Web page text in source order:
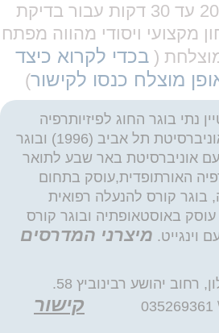
בכדי לפנות לפחות 20 עד 30 דקות עבור בדיקת
מקצועי ויסודי מהווה מפתח
( בכדי לקרוא כיצד
מוצלח כנסו לקישור)
נתי בוגר החוג לפיזיותרפיה
לתואר ראשון מטעם אוניברסיטת תל אביב (1996) ובוגר
אוניברסיטת באר שבע לתואר
האורתופדית,עוסק בתחום
כ 20 שנה, בוגר קורס להנעלה רפואית
באוסטאופתיה ובוגר קורס
וינגייט. מיצרני המדרסים
המרפאה נמצאת בחולון, רחוב יהושע רבינוביץ 58.
קישור